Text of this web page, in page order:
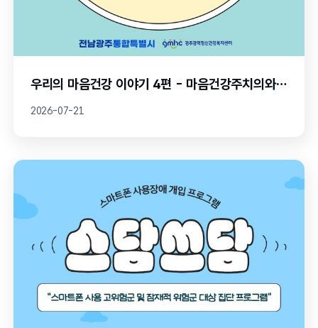
우리의 마음건강 이야기 4편 - 마음건강주치의와 첫 만남
2026-07-21